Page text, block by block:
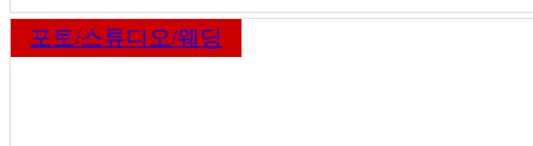
포토/스튜디오/웨딩